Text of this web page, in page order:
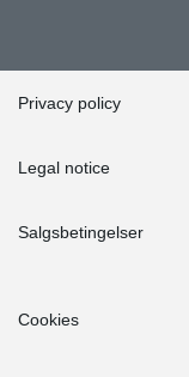
Privacy policy
Legal notice
Salgsbetingelser
Cookies